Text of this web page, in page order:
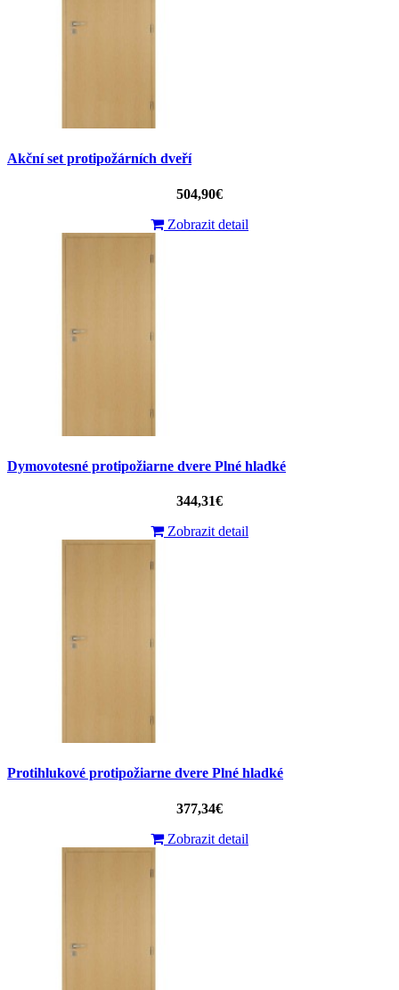
Akční set protipožárních dveří
504,90€
Zobrazit detail
Dymovotesné protipožiarne dvere Plné hladké
344,31€
Zobrazit detail
Protihlukové protipožiarne dvere Plné hladké
377,34€
Zobrazit detail